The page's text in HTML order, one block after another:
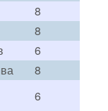
8
8
6
8
6